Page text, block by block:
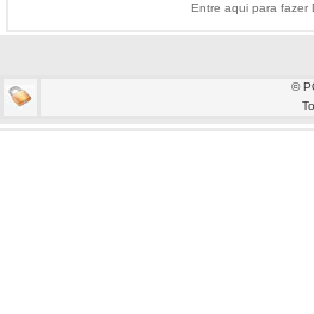
Entre aqui para fazer
©